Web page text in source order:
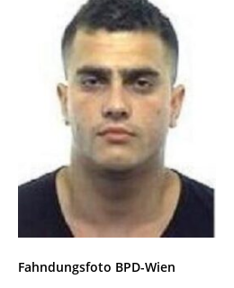
Fahndungsfoto BPD-Wien